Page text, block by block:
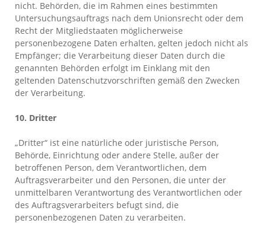
nicht. Behörden, die im Rahmen eines bestimmten
Untersuchungsauftrags nach dem Unionsrecht oder dem
Recht der Mitgliedstaaten möglicherweise
personenbezogene Daten erhalten, gelten jedoch nicht als
Empfänger; die Verarbeitung dieser Daten durch die
genannten Behörden erfolgt im Einklang mit den
geltenden Datenschutzvorschriften gemäß den Zwecken
der Verarbeitung.
10. Dritter
„Dritter“ ist eine natürliche oder juristische Person,
Behörde, Einrichtung oder andere Stelle, außer der
betroffenen Person, dem Verantwortlichen, dem
Auftragsverarbeiter und den Personen, die unter der
unmittelbaren Verantwortung des Verantwortlichen oder
des Auftragsverarbeiters befugt sind, die
personenbezogenen Daten zu verarbeiten.